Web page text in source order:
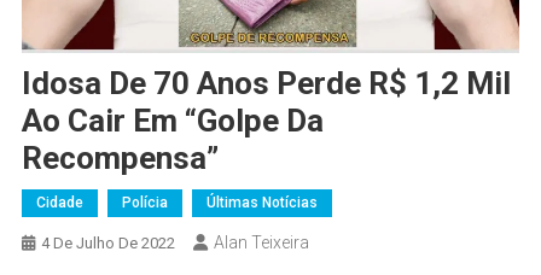
Idosa De 70 Anos Perde R$ 1,2 Mil
Ao Cair Em “Golpe Da
Recompensa”
Cidade Polícia Últimas Notícias
4 De Julho De 2022 Alan Teixeira